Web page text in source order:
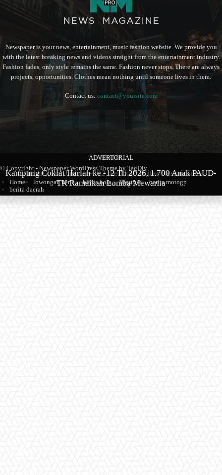
BERITA
Produk Kopi Premium Asal Wonodadi Ramaikan Blitarian
Expo 2026
BERITA
Sambut Hari Jadi ke-702, Pemkab Blitar Resmi Buka
Blitarian Expo
ADVERTORIAL
Kampung Coklat Harlah ke -12 Th 2026, 1.700 Anak PAUD-
TK Ramaikan Lomba Mewarna
Newspaper is your news, entertainment, music fashion website. We provide you
with the latest breaking news and videos straight from the entertainment industry.
Fashion fades, only style remains the same. Fashion never stops. There are always
projects, opportunities. Clothes mean nothing until someone lives in them.
Contact us: contact@yoursite.com
© Copyright - Newspaper WordPress Theme by TagDiv
Home
lowongan kerja berita bola lifestyle
berita motogp
berita daerah